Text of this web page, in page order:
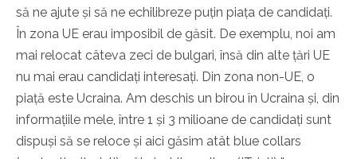
să ne ajute și să ne echilibreze puțin piața de candidați.
În zona UE erau imposibil de găsit. De exemplu, noi am
mai relocat câteva zeci de bulgari, însă din alte țări UE
nu mai erau candidați interesați. Din zona non-UE, o
piață este Ucraina. Am deschis un birou în Ucraina și, din
informațiile mele, între 1 și 3 milioane de candidați sunt
dispuși să se reloce și aici găsim atât blue collars